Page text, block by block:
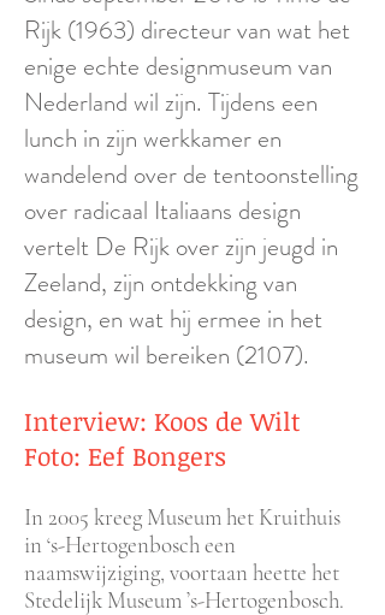
Rijk (1963) directeur van wat het
enige echte designmuseum van
Nederland wil zijn. Tijdens een
lunch in zijn werkkamer en
wandelend over de tentoonstelling
over radicaal Italiaans design
vertelt De Rijk over zijn jeugd in
Zeeland, zijn ontdekking van
design, en wat hij ermee in het
museum wil bereiken (2107).
Interview: Koos de Wilt
Foto: Eef Bongers
In 2005 kreeg Museum het Kruithuis
in ‘s-Hertogenbosch een
naamswijziging, voortaan heette het
Stedelijk Museum ’s-Hertogenbosch.